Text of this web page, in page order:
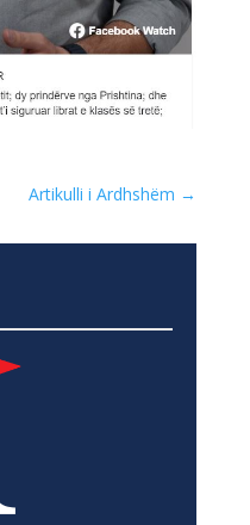
Artikulli i Ardhshëm →